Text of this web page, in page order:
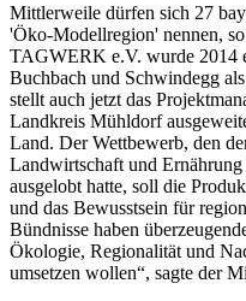
Mittlerweile dürfen sich 27
'Öko-Modellregion' nennen,
TAGWERK e.V. wurde 2014
Buchbach und Schwindegg
stellt auch jetzt das
Landkreis Mühldorf
Land. Der Wettbewerb, den
Landwirtschaft und
ausgelobt hatte, soll die
und das Bewusstsein für
Bündnisse haben
Ökologie, Regionalität und
umsetzen wollen“, sagte der